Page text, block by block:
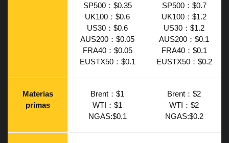
SP500：$0.35
UK100：$0.6
US30：$0.6
AUS200：$0.05
FRA40：$0.05
EUSTX50：$0.1
SP500：$0.7
UK100：$1.2
US30：$1.2
AUS200：$0.1
FRA40：$0.1
EUSTX50：$0.2
Materias
primas
Brent：$1
WTI：$1
NGAS:$0.1
Brent：$2
WTI：$2
NGAS:$0.2